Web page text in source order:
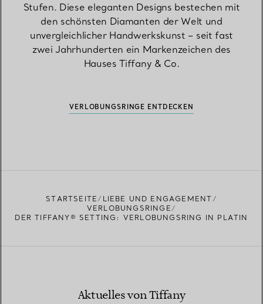
Stufen. Diese eleganten Designs bestechen mit
den schönsten Diamanten der Welt und
unvergleichlicher Handwerkskunst – seit fast
zwei Jahrhunderten ein Markenzeichen des
Hauses Tiffany & Co.
VERLOBUNGSRINGE ENTDECKEN
STARTSEITE
LIEBE UND ENGAGEMENT
VERLOBUNGSRINGE
DER TIFFANY® SETTING: VERLOBUNGSRING IN PLATIN
Aktuelles von Tiffany